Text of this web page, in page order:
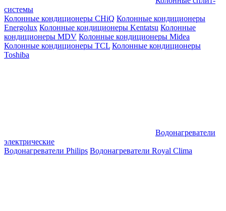
системы
Колонные кондиционеры CHiQ Колонные кондиционеры
Energolux Колонные кондиционеры Kentatsu Колонные
кондиционеры MDV Колонные кондиционеры Midea
Колонные кондиционеры TCL Колонные кондиционеры
Toshiba
Водонагреватели
электрические
Водонагреватели Philips Водонагреватели Royal Clima